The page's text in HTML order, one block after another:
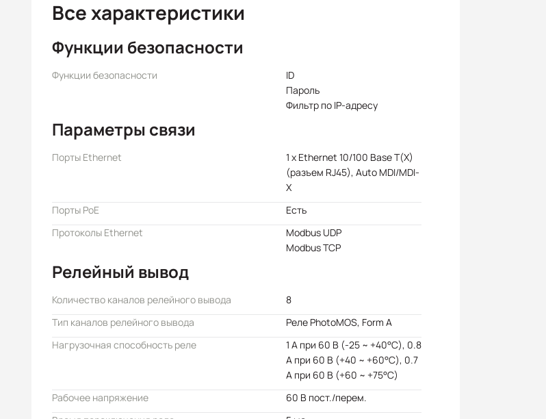
Все характеристики
Функции безопасности
Функции безопасности
ID
Пароль
Фильтр по IP-адресу
Параметры связи
Порты Ethernet
1 x Ethernet 10/100 Base T(X)
(разъем RJ45), Auto MDI/MDI-
X
Порты PoE
Есть
Протоколы Ethernet
Modbus UDP
Modbus TCP
Релейный вывод
Количество каналов релейного вывода
8
Тип каналов релейного вывода
Реле PhotoMOS, Form A
Нагрузочная способность реле
1 А при 60 В (-25 ~ +40°C), 0.8
А при 60 В (+40 ~ +60°C), 0.7
А при 60 В (+60 ~ +75°C)
Рабочее напряжение
60 В пост./перем.